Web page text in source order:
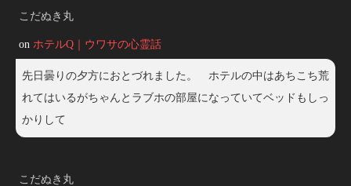
こだぬき丸
on ホテルQ｜ウワサの心霊話
先日曇りの夕方におとづれました。 ホテルの中はあちこち荒
れてはいるがちゃんとラブホの部屋になっていてベッドもしっ
かりして
こだぬき丸